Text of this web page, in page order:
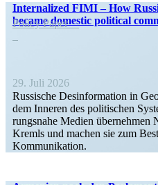
Inter­na­lized FIMI – How
became domestic political
Policy Paper
29. Juli 2026
Russische Desin­for­mation in
dem Inneren des politi­schen
rungsnahe Medien übernehmen
Kremls und machen sie zum
Kommunikation.